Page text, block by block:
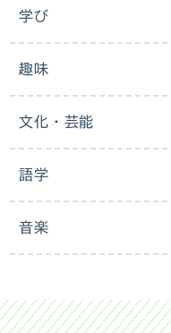
学び
趣味
文化・芸能
語学
音楽